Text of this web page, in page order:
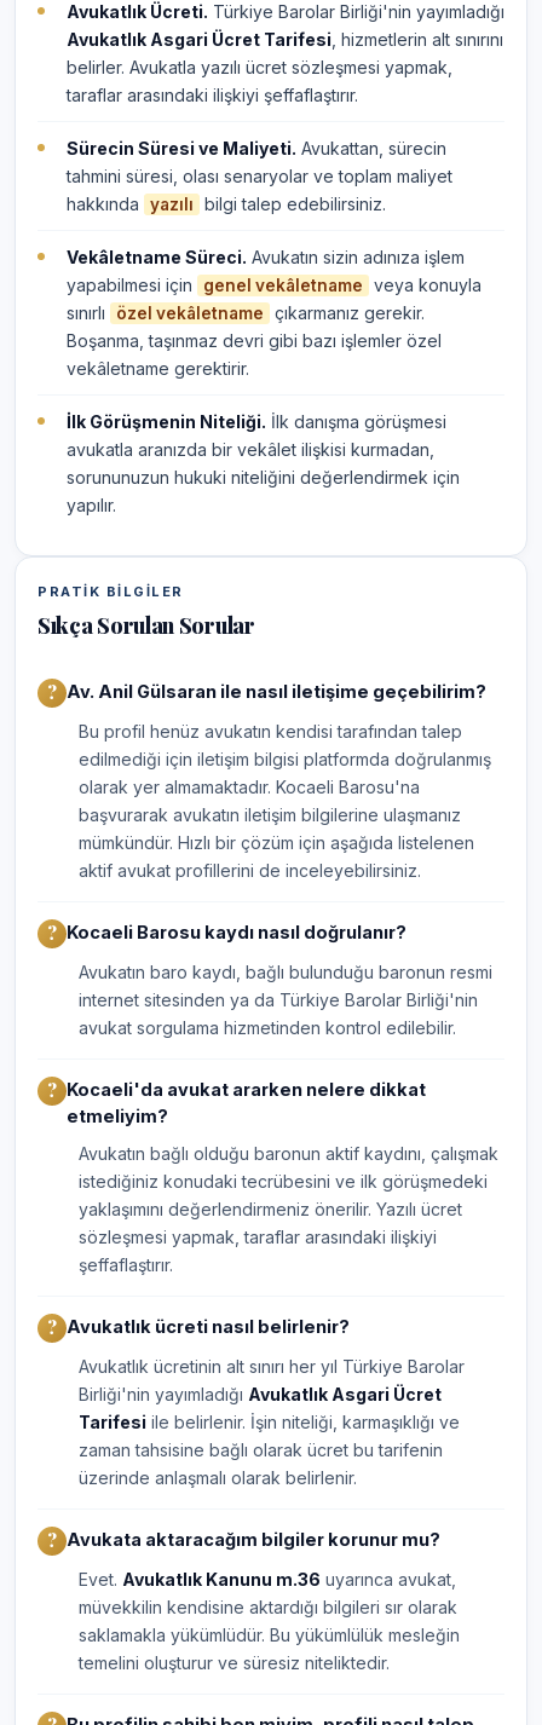
Avukatlık Ücreti. Türkiye Barolar Birliği'nin yayımladığı
Avukatlık Asgari Ücret Tarifesi , hizmetlerin alt sınırını
belirler. Avukatla yazılı ücret sözleşmesi yapmak,
taraflar arasındaki ilişkiyi şeffaflaştırır.
Sürecin Süresi ve Maliyeti. Avukattan, sürecin
tahmini süresi, olası senaryolar ve toplam maliyet
hakkında
yazılı bilgi talep edebilirsiniz.
Vekâletname Süreci. Avukatın sizin adınıza işlem
yapabilmesi için
genel vekâletname
veya konuyla
sınırlı
özel vekâletname
çıkarmanız gerekir.
Boşanma, taşınmaz devri gibi bazı işlemler özel
vekâletname gerektirir.
İlk Görüşmenin Niteliği. İlk danışma görüşmesi
avukatla aranızda bir vekâlet ilişkisi kurmadan,
sorununuzun hukuki niteliğini değerlendirmek için
yapılır.
PRATIK BILGILER
Sıkça Sorulan Sorular
Av. Anil Gülsaran ile nasıl iletişime geçebilirim?
Bu profil henüz avukatın kendisi tarafından talep
edilmediği için iletişim bilgisi platformda doğrulanmış
olarak yer almamaktadır. Kocaeli Barosu'na
başvurarak avukatın iletişim bilgilerine ulaşmanız
mümkündür. Hızlı bir çözüm için aşağıda listelenen
aktif avukat profillerini de inceleyebilirsiniz.
Kocaeli Barosu kaydı nasıl doğrulanır?
Avukatın baro kaydı, bağlı bulunduğu baronun resmi
internet sitesinden ya da Türkiye Barolar Birliği'nin
avukat sorgulama hizmetinden kontrol edilebilir.
Kocaeli'da avukat ararken nelere dikkat
etmeliyim?
Avukatın bağlı olduğu baronun aktif kaydını, çalışmak
istediğiniz konudaki tecrübesini ve ilk görüşmedeki
yaklaşımını değerlendirmeniz önerilir. Yazılı ücret
sözleşmesi yapmak, taraflar arasındaki ilişkiyi
şeffaflaştırır.
Avukatlık ücreti nasıl belirlenir?
Avukatlık ücretinin alt sınırı her yıl Türkiye Barolar
Birliği'nin yayımladığı Avukatlık Asgari Ücret
Tarifesi ile belirlenir. İşin niteliği, karmaşıklığı ve
zaman tahsisine bağlı olarak ücret bu tarifenin
üzerinde anlaşmalı olarak belirlenir.
Avukata aktaracağım bilgiler korunur mu?
Evet. Avukatlık Kanunu m.36 uyarınca avukat,
müvekkilin kendisine aktardığı bilgileri sır olarak
saklamakla yükümlüdür. Bu yükümlülük mesleğin
temelini oluşturur ve süresiz niteliktedir.